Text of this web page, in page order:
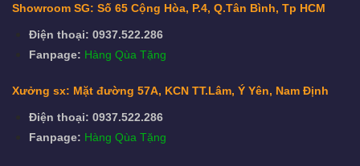
Showroom SG: Số 65 Cộng Hòa, P.4, Q.Tân Bình, Tp HCM
Điện thoại: 0937.522.286
Fanpage: Hàng Qùa Tặng
Xưởng sx: Mặt đường 57A, KCN TT.Lâm, Ý Yên, Nam Định
Điện thoại: 0937.522.286
Fanpage: Hàng Qùa Tặng